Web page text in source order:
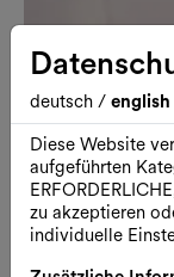
deutsch / english
Diese Website
aufgeführten
zu akzeptieren
individuelle